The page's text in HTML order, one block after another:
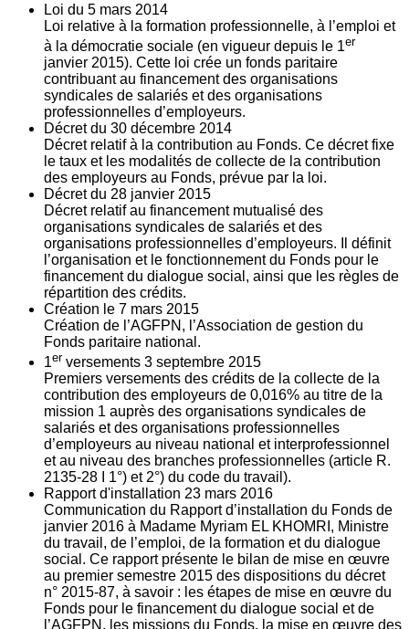
Loi du 5 mars 2014
Loi relative à la formation professionnelle, à l’emploi et
à la démocratie sociale (en vigueur depuis le 1er
janvier 2015). Cette loi crée un fonds paritaire
contribuant au financement des organisations
syndicales de salariés et des organisations
professionnelles d’employeurs.
Décret du 30 décembre 2014
Décret relatif à la contribution au Fonds. Ce décret fixe
le taux et les modalités de collecte de la contribution
des employeurs au Fonds, prévue par la loi.
Décret du 28 janvier 2015
Décret relatif au financement mutualisé des
organisations syndicales de salariés et des
organisations professionnelles d’employeurs. Il définit
l’organisation et le fonctionnement du Fonds pour le
financement du dialogue social, ainsi que les règles de
répartition des crédits.
Création le 7 mars 2015
Création de l’AGFPN, l’Association de gestion du
Fonds paritaire national.
1er versements 3 septembre 2015
Premiers versements des crédits de la collecte de la
contribution des employeurs de 0,016% au titre de la
mission 1 auprès des organisations syndicales de
salariés et des organisations professionnelles
d’employeurs au niveau national et interprofessionnel
et au niveau des branches professionnelles (article R.
2135‐28 I 1°) et 2°) du code du travail).
Rapport d'installation 23 mars 2016
Communication du Rapport d’installation du Fonds de
janvier 2016 à Madame Myriam EL KHOMRI, Ministre
du travail, de l’emploi, de la formation et du dialogue
social. Ce rapport présente le bilan de mise en œuvre
au premier semestre 2015 des dispositions du décret
n° 2015-87, à savoir : les étapes de mise en œuvre du
Fonds pour le financement du dialogue social et de
l’AGFPN, les missions du Fonds, la mise en œuvre des